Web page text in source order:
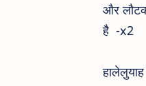
और
है -x2